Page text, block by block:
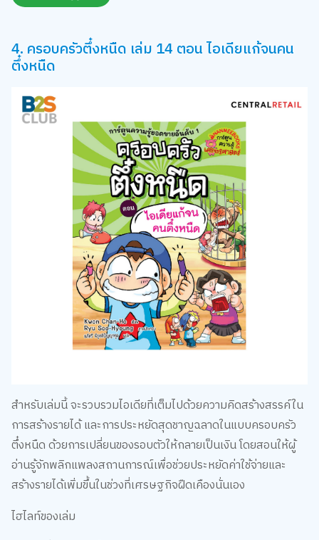
4. ครอบครัวตึ๋งหนืด เล่ม 14 ตอน ไอเดียแก้จนคน
ตึ๋งหนืด ด้วยการเปลี่ยนของรอบตัวให้กลายเป็นเงิน โดยสอนให้ผู้
อ่านรู้จักพลิกแพลงสถานการณ์เพื่อช่วยประหยัดค่าใช้จ่ายและ
สร้างรายได้เพิ่มขึ้นในช่วงที่เศรษฐกิจฝืดเคืองนั่นเอง
ไฮไลท์ของเล่ม
เปลี่ยนขยะให้เป็นทอง (Recycle & Upcycle): สอนวิธีการ